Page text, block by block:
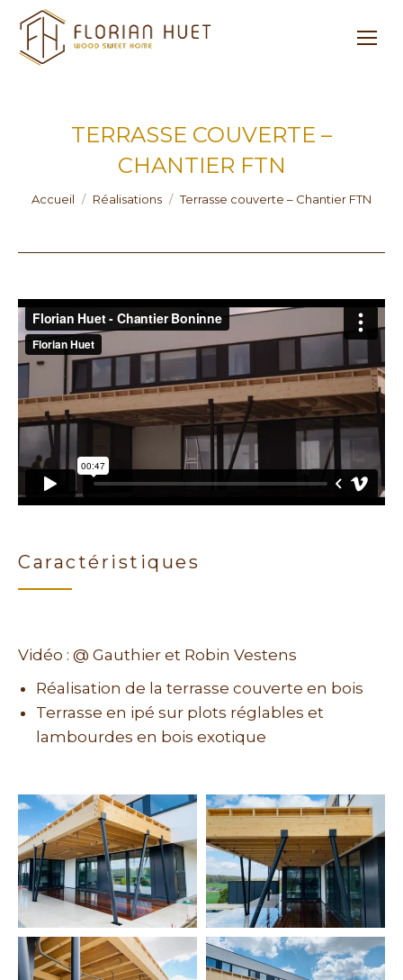
TERRASSE COUVERTE –
CHANTIER FTN
Vous êtes ici :
Accueil Réalisations Terrasse couverte – Chantier FTN
Caractéristiques
Vidéo : @ Gauthier et Robin Vestens
Réalisation de la terrasse couverte en bois
Terrasse en ipé sur plots réglables et
lambourdes en bois exotique